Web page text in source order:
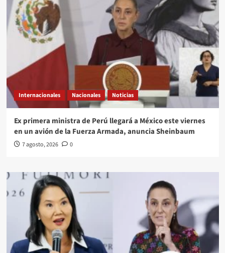
Internacionales Nacionales Noticias
Ex primera ministra de Perú llegará a México este viernes
en un avión de la Fuerza Armada, anuncia Sheinbaum
7 agosto, 2026 0